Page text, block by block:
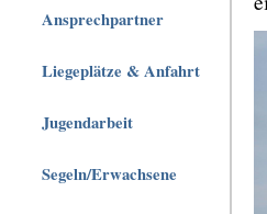
Ansprechpartner
Liegeplätze & Anfahrt
Jugendarbeit
Segeln/Erwachsene